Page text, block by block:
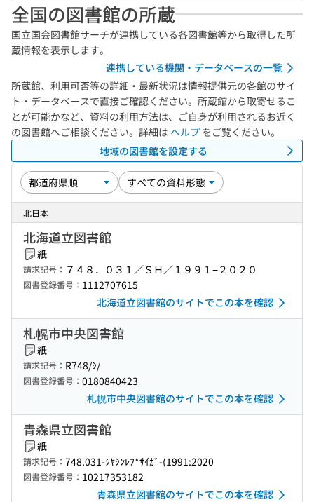
全国の図書館の所蔵
国立国会図書館サーチが連携している各図書館等から取得した所
蔵情報を表示します。
連携している機関・データベースの一覧
所蔵館、利用可否等の詳細・最新状況は情報提供元の各館のサイ
ト・データベースで直接ご確認ください。所蔵館から取寄せるこ
とが可能かなど、資料の利用方法は、ご自身が利用されるお近く
の図書館へご相談ください。詳細は ヘルプ をご覧ください。
地域の図書館を設定する
北日本
北海道立図書館
紙
請求記号： ７４８．０３１／ＳＨ／１９９１−２０２０
図書登録番号： 1112707615
北海道立図書館のサイトでこの本を確認
札幌市中央図書館
紙
請求記号： R748/ｼ/
図書登録番号： 0180840423
札幌市中央図書館のサイトでこの本を確認
青森県立図書館
紙
請求記号： 748.031-ｼﾔｼﾝﾚﾌ*ｻｲｶﾞ-(1991:2020
図書登録番号： 10217353182
青森県立図書館のサイトでこの本を確認